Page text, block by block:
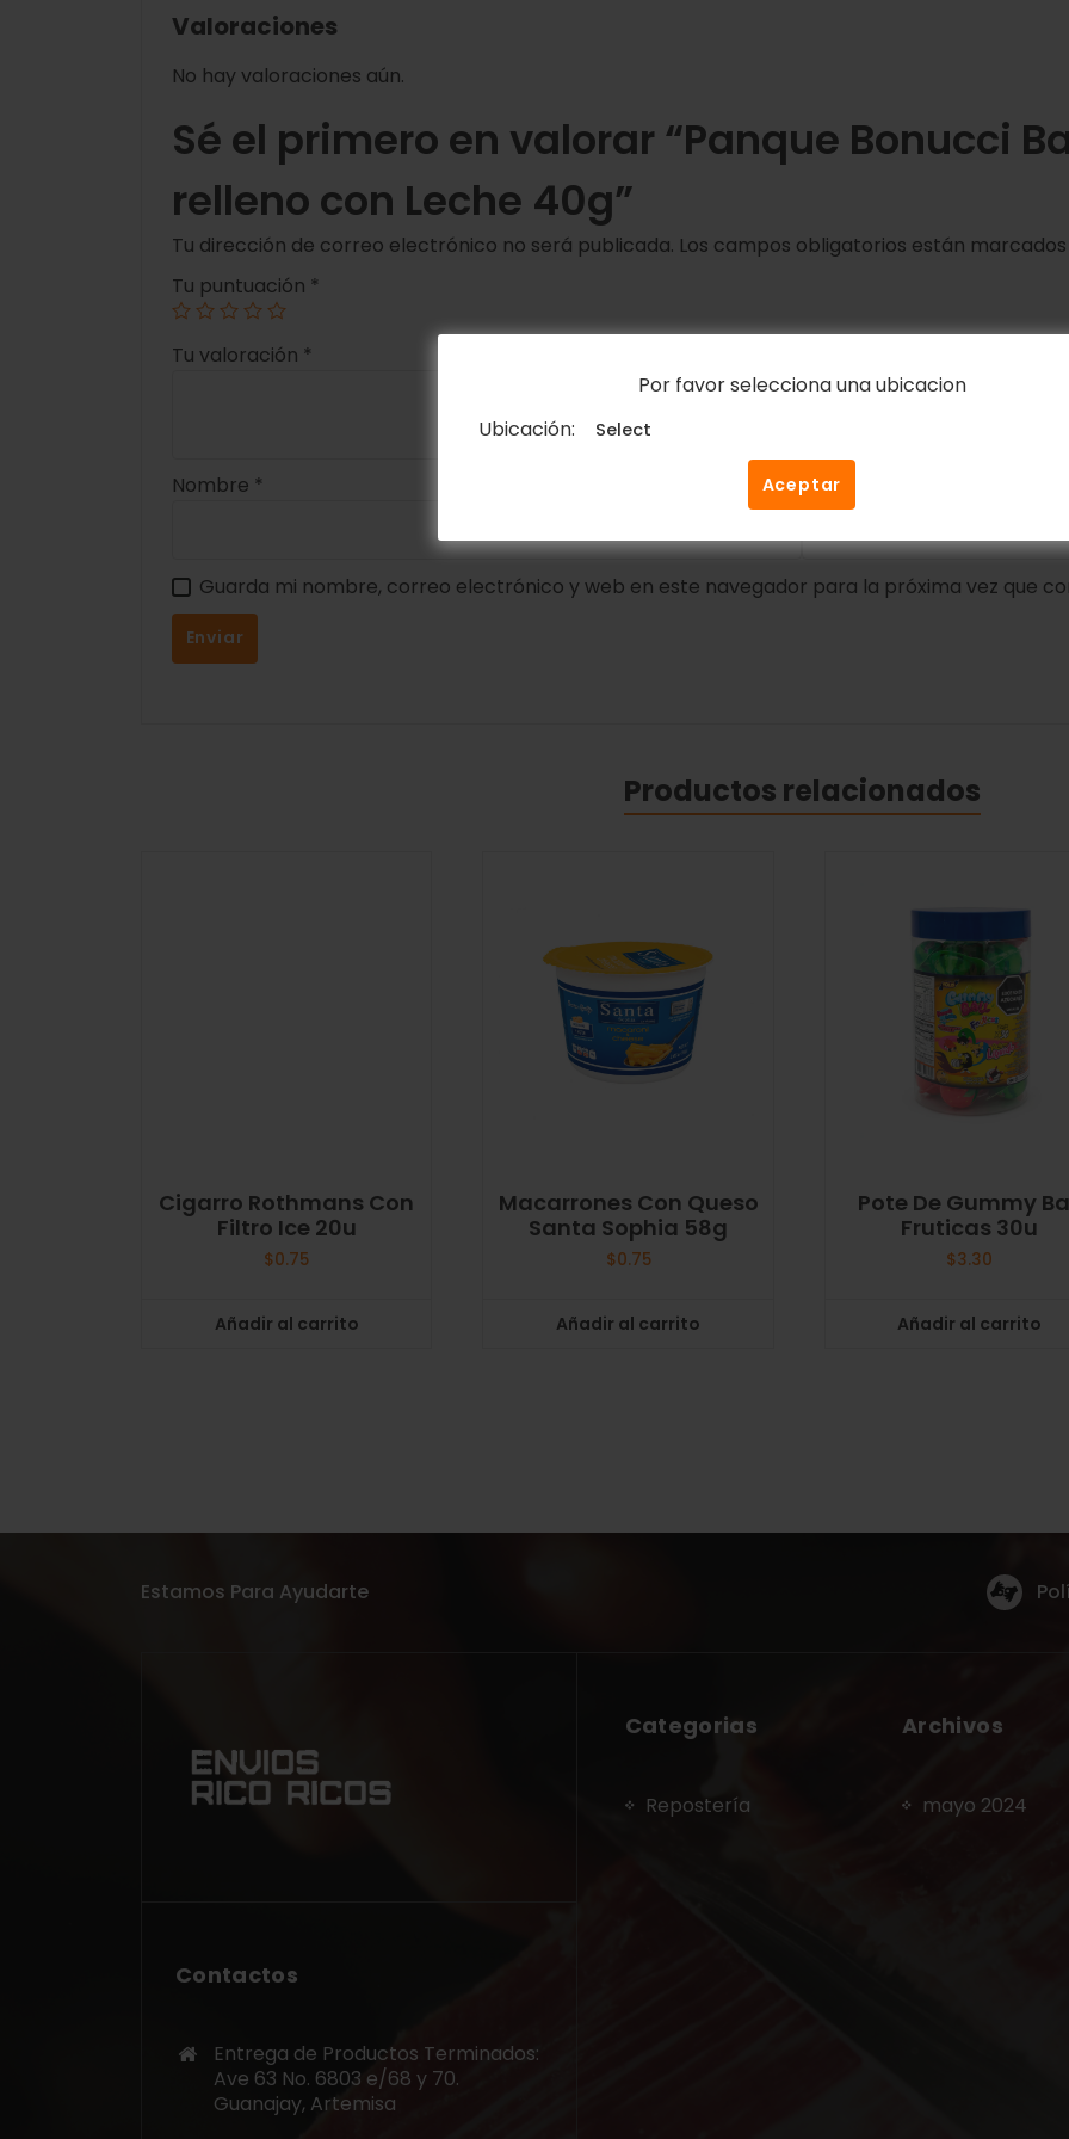
Por favor selecciona una ubicacion
Ubicación:
Aceptar
Valoraciones
No hay valoraciones aún.
Sé el primero en valorar “Panque Bonucci
relleno con Leche 40g”
Tu dirección de correo electrónico no será publicada. Los campos obligatorios están
Tu puntuación *
Tu valoración *
Nombre * Correo electrónico
Guarda mi nombre, correo electrónico y web en este navegador para la próxima vez que
Productos relacionados
Cigarro Rothmans Con
Filtro Ice 20u
$0.75
Añadir al carrito
Macarrones Con Queso
Santa Sophia 58g
$0.75
Añadir al carrito
Pote De Gummy
Fruticas 30u
$3.30
Añadir al carrito
Estamos Para Ayudarte
Contactos
Entrega de Productos Terminados:
Ave 63 No. 6803 e/68 y 70.
Guanajay, Artemisa
Categorias
Repostería
Archivos
mayo 2024